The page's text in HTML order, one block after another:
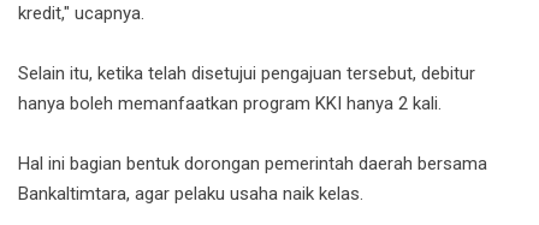
kredit," ucapnya.
Selain itu, ketika telah disetujui pengajuan tersebut, debitur
hanya boleh memanfaatkan program KKI hanya 2 kali.
Hal ini bagian bentuk dorongan pemerintah daerah bersama
Bankaltimtara, agar pelaku usaha naik kelas.